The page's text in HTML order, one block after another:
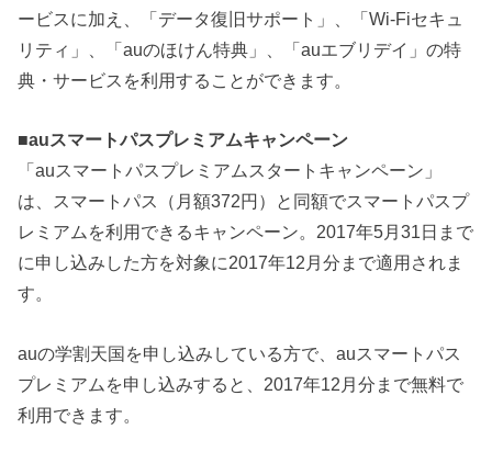
ービスに加え、「データ復旧サポート」、「Wi-Fiセキュ
リティ」、「auのほけん特典」、「auエブリデイ」の特
典・サービスを利用することができます。
■auスマートパスプレミアムキャンペーン
「auスマートパスプレミアムスタートキャンペーン」
は、スマートパス（月額372円）と同額でスマートパスプ
レミアムを利用できるキャンペーン。2017年5月31日まで
に申し込みした方を対象に2017年12月分まで適用されま
す。
auの学割天国を申し込みしている方で、auスマートパス
プレミアムを申し込みすると、2017年12月分まで無料で
利用できます。